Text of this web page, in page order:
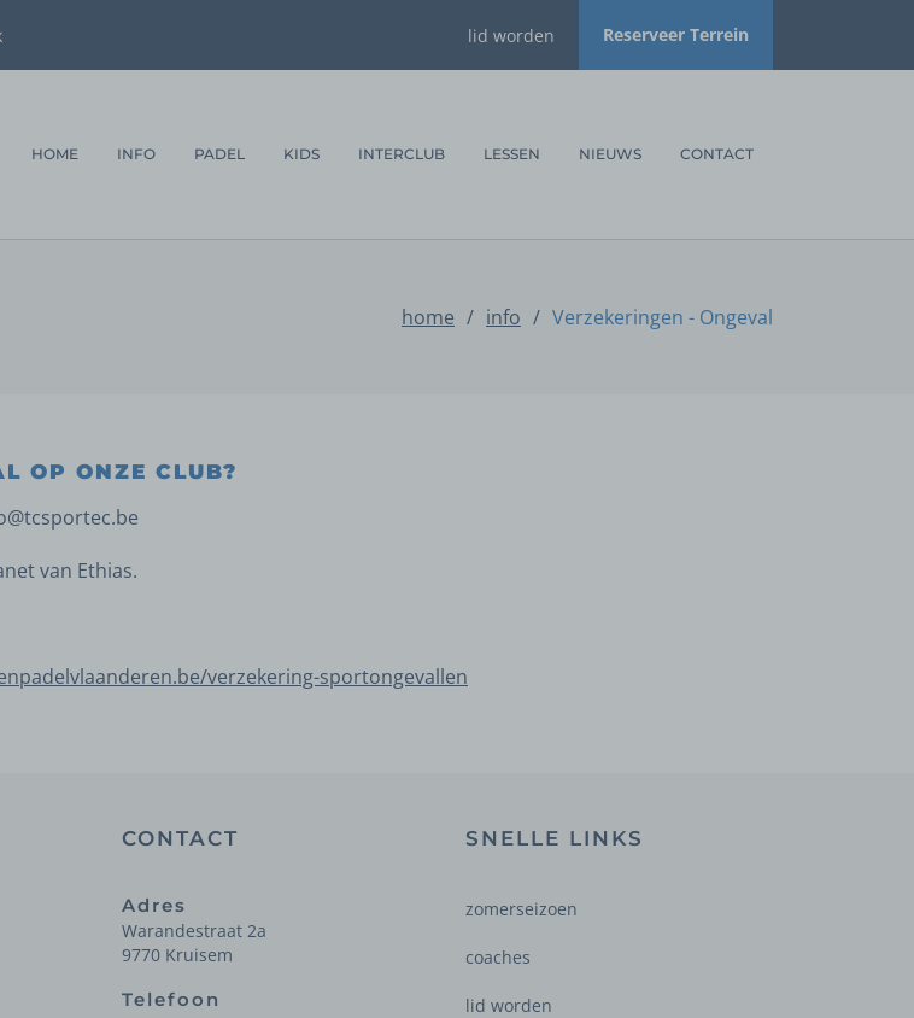
lid worden Reserveer Terrein
HOME INFO PADEL KIDS INTERCLUB LESSEN NIEUWS CONTACT
home / info / Verzekeringen - Ongeval
OP ONZE CLUB?
van Ethias.
verzekering-sportongevallen
CONTACT
Adres
Warandestraat 2a
9770 Kruisem
Telefoon
SNELLE LINKS
zomerseizoen
coaches
lid worden